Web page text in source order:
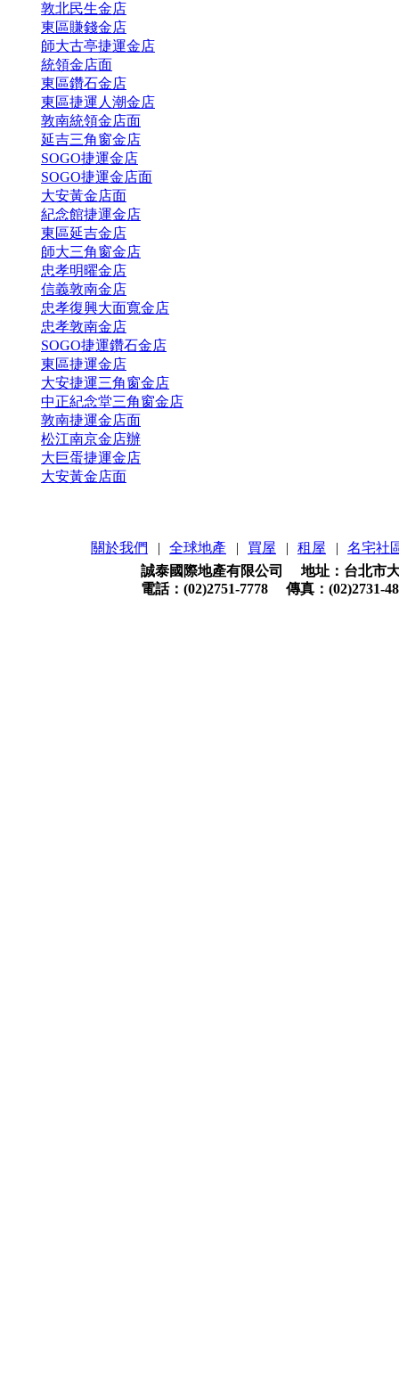
敦北民生金店
東區賺錢金店
師大古亭捷運金店
統領金店面
東區鑽石金店
東區捷運人潮金店
敦南統領金店面
延吉三角窗金店
SOGO捷運金店
SOGO捷運金店面
大安黃金店面
紀念館捷運金店
東區延吉金店
師大三角窗金店
忠孝明曜金店
信義敦南金店
忠孝復興大面寬金店
忠孝敦南金店
SOGO捷運鑽石金店
東區捷運金店
大安捷運三角窗金店
中正紀念堂三角窗金店
敦南捷運金店面
松江南京金店辦
大巨蛋捷運金店
大安黃金店面
關於我們 | 全球地產 | 買屋 | 租屋 |
名宅社
誠泰國際地產有限公司 地址：台北市
電話：(02)2751-7778 傳真：(02)2731-